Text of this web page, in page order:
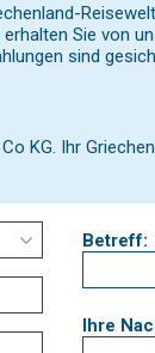
erhalten Sie von
sind
KG. Ihr
Betreff:
Ihre